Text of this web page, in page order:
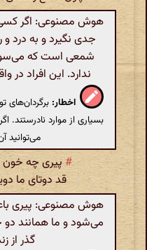
هوش مصنوعی: اگر
جدی نگیرد و به درد
شمعی است که
ندارد. این افراد در
اخطار:
بسیاری از موارد
می‌توانید
# پیری چه خون
قد دوتای ما
هوش مصنوعی: پیری
می‌شود و ما همانند
گذر از